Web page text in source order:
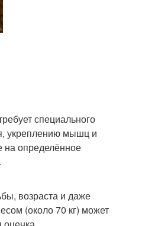
специального
укреплению мышц и
на определённое
возраста и даже
(около 70 кг) может